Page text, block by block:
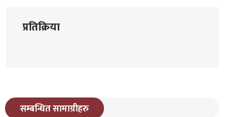
प्रतिक्रिया
सम्बन्धित सामाग्रीहरु